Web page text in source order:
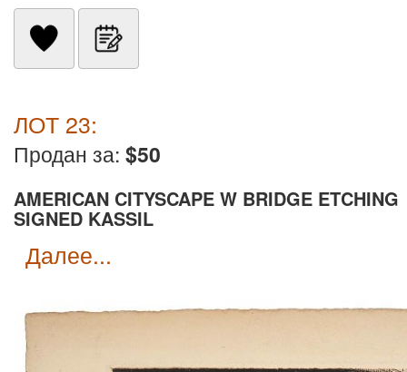
ЛОТ 23:
Продан за: $50
AMERICAN CITYSCAPE W BRIDGE ETCHING
SIGNED KASSIL
далее...